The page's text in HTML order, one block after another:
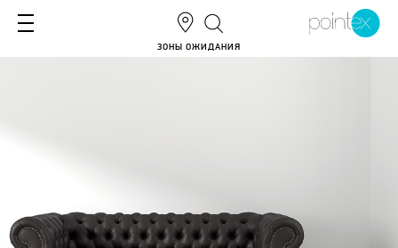
ЗОНЫ ОЖИДАНИЯ